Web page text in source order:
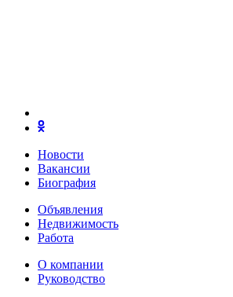
Новости
Вакансии
Биография
Объявления
Недвижимость
Работа
О компании
Руководство